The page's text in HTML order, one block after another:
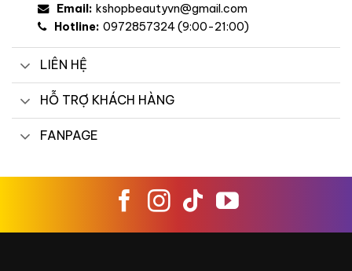
Email: kshopbeautyvn@gmail.com
Hotline: 0972857324 (9:00-21:00)
LIÊN HỆ
HỖ TRỢ KHÁCH HÀNG
FANPAGE